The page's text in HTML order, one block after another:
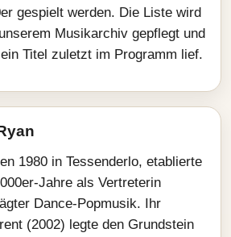
gespielt werden. Die Liste wird
Musikarchiv gepflegt und
Titel zuletzt im Programm lief.
1980 in Tessenderlo, etablierte
Jahre als Vertreterin
Dance‑Popmusik. Ihr
(2002) legte den Grundstein